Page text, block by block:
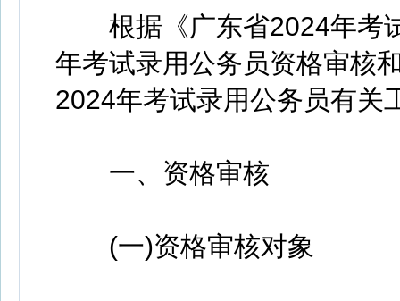
根据《广东省2024年考
年考试录用公务员资格审核
2024年考试录用公务员有关
一、资格审核
(一)资格审核对象